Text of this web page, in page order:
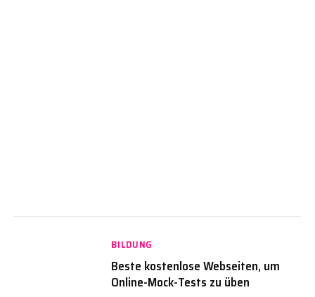
BILDUNG
Beste kostenlose Webseiten, um
Online-Mock-Tests zu üben